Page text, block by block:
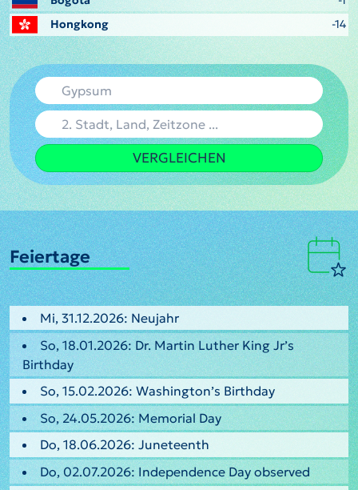
Hongkong
-14
VERGLEICHEN
Feiertage
Mi, 31.12.2026: Neujahr
So, 18.01.2026: Dr. Martin Luther King Jr’s
Birthday
So, 15.02.2026: Washington’s Birthday
So, 24.05.2026: Memorial Day
Do, 18.06.2026: Juneteenth
Do, 02.07.2026: Independence Day observed